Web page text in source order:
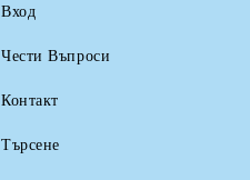
Вход
Чести Въпроси
Контакт
Търсене